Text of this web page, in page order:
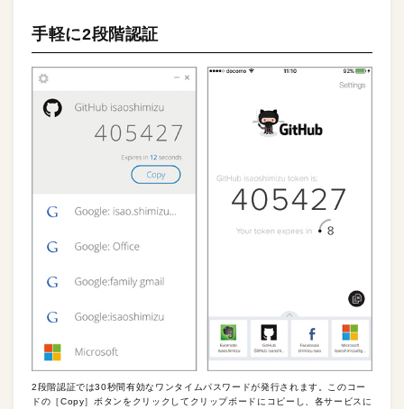
手軽に2段階認証
2段階認証では30秒間有効なワンタイムパスワードが発行されます。このコー
ドの［Copy］ボタンをクリックしてクリップボードにコピーし、各サービスに